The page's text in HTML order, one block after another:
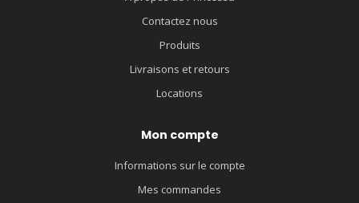
Contactez nous
Produits
Livraisons et retours
Locations
Mon compte
Informations sur le compte
Mes commandes